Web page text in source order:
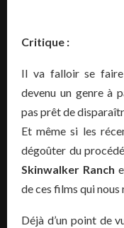
Critique :
Il va falloir se
devenu un genre à
pas prêt de
Et même si les
dégoûter du
Skinwalker Ranch
de ces films qui
Déjà d’un point de